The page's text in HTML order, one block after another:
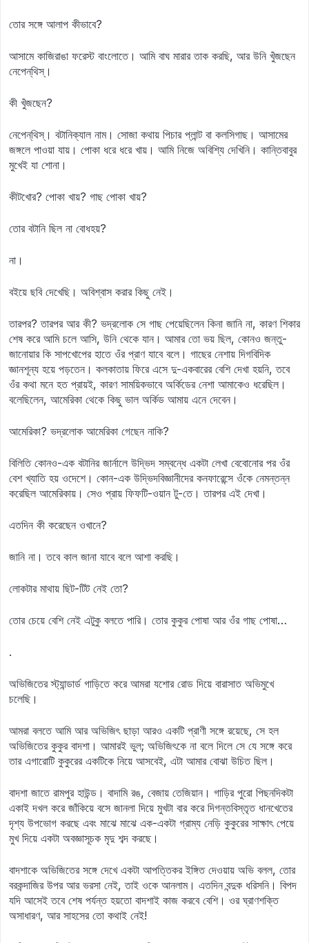
তোর সঙ্গে আলাপ কীভাবে?
আসামে কাজিরাঙা ফরেস্ট বাংলোতে। আমি বাঘ মারার তাক করছি, আর উনি খুঁজছেন
নেপেন্‌থিস্‌।
কী খুঁজছেন?
নেপেন্‌থিস্‌। বটানিক্যাল নাম। সোজা কথায় পিচার প্লান্ট বা কলসিগাছ। আসামের
জঙ্গলে পাওয়া যায়। পোকা ধরে ধরে খায়। আমি নিজে অবিশ্যি দেখিনি। কান্তিবাবুর
মুখেই যা শোনা।
কীটখোর? পোকা খায়? গাছ পোকা খায়?
তোর বটানি ছিল না বোধহয়?
না।
বইয়ে ছবি দেখেছি। অবিশ্বাস করার কিছু নেই।
তারপর? তারপর আর কী? ভদ্রলোক সে গাছ পেয়েছিলেন কিনা জানি না, কারণ শিকার
শেষ করে আমি চলে আসি, উনি থেকে যান। আমার তো ভয় ছিল, কোনও জন্তু-
জানোয়ার কি সাপখোপের হাতে ওঁর প্রাণ যাবে বলে। গাছের নেশায় দিগবিদিক
জ্ঞানশূন্য হয়ে পড়তেন। কলকাতায় ফিরে এসে দু-একবারের বেশি দেখা হয়নি, তবে
ওঁর কথা মনে হত প্রায়ই, কারণ সাময়িকভাবে অর্কিডের নেশা আমাকেও ধরেছিল।
বলেছিলেন, আমেরিকা থেকে কিছু ভাল অর্কিড আমায় এনে দেবেন।
আমেরিকা? ভদ্রলোক আমেরিকা গেছেন নাকি?
বিলিতি কোনও-এক বটানির জার্নালে উদ্ভিদ সম্বন্ধে একটা লেখা বেবোনোর পর ওঁর
বেশ খ্যাতি হয় ওদেশে। কোন-এক উদ্ভিদবিজ্ঞানীদের কনফারেন্সে ওঁকে নেমন্তন্ন
করেছিল আমেরিকায়। সেও প্রায় ফিফটি-ওয়ান টু-তে। তারপর এই দেখা।
এতদিন কী করেছেন ওখানে?
জানি না। তবে কাল জানা যাবে বলে আশা করছি।
লোকটার মাথায় ছিট-টিট নেই তো?
তোর চেয়ে বেশি নেই এটুকু বলতে পারি। তোর কুকুর পোষা আর ওঁর গাছ পোষা…
.
অভিজিতের স্ট্যান্ডার্ড গাড়িতে করে আমরা যশোর রোড দিয়ে বারাসাত অভিমুখে
চলেছি।
আমরা বলতে আমি আর অভিজিৎ ছাড়া আরও একটি প্রাণী সঙ্গে রয়েছে, সে হল
অভিজিতের কুকুর বাদশা। আমারই ভুল; অভিজিৎকে না বলে দিলে সে যে সঙ্গে করে
তার এগারোটি কুকুরের একটিকে নিয়ে আসবেই, এটা আমার বোঝা উচিত ছিল।
বাদশা জাতে রামপুর হাউন্ড। বাদামি রঙ, বেজায় তেজিয়ান। গাড়ির পুরো পিছনদিকটা
একাই দখল করে জাঁকিয়ে বসে জানলা দিয়ে মুখটা বার করে দিগন্তবিস্তৃত ধানখেতের
দৃশ্য উপভোগ করছে এবং মাঝে মাঝে এক-একটা গ্রাম্য নেড়ি কুকুরের সাক্ষাৎ পেয়ে
মুখ দিয়ে একটা অবজ্ঞাসূচক মৃদু শব্দ করছে।
বাদশাকে অভিজিতের সঙ্গে দেখে একটা আপত্তিকর ইঙ্গিত দেওয়ায় অভি বলল, তোর
বরকন্দাজির উপর আর ভরসা নেই, তাই ওকে আনলাম। এতদিন বন্দুক ধরিসনি। বিপদ
যদি আসেই তবে শেষ পর্যন্ত হয়তো বাদশাই কাজ করবে বেশি। ওর ঘ্রাণশক্তি
অসাধারণ, আর সাহসের তো কথাই নেই!